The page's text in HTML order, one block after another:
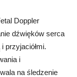
Doppler
dźwięków serca
przyjaciółmi.
i
na śledzenie